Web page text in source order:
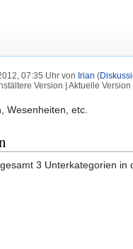
07:35 Uhr von Irian (
Version | Aktuelle
Wesenheiten, etc.
3 Unterkategorien in